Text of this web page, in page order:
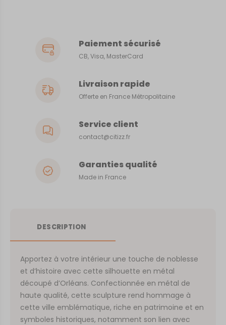
Paiement sécurisé
CB, Visa, MasterCard
Livraison rapide
Offerte en France Métropolitaine
Service client
contact@citizz.fr
Garanties qualité
Made in France
DESCRIPTION
Apportez à votre intérieur une touche de noblesse
et d’histoire avec cette silhouette en métal
découpé d’Orléans. Confectionnée en métal de
haute qualité, cette sculpture rend hommage à
cette ville emblématique, riche en patrimoine et en
symboles historiques, notamment son lien avec